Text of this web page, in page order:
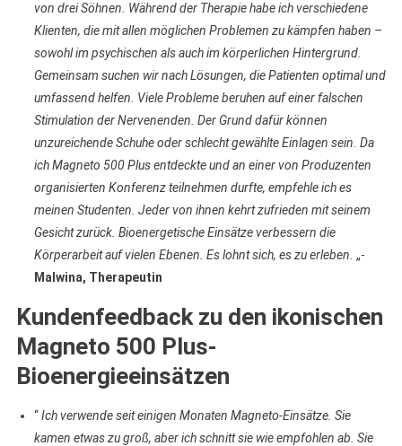
von drei Söhnen. Während der Therapie habe ich verschiedene
Klienten, die mit allen möglichen Problemen zu kämpfen haben –
sowohl im psychischen als auch im körperlichen Hintergrund.
Gemeinsam suchen wir nach Lösungen, die Patienten optimal und
umfassend helfen. Viele Probleme beruhen auf einer falschen
Stimulation der Nervenenden. Der Grund dafür können
unzureichende Schuhe oder schlecht gewählte Einlagen sein. Da
ich Magneto 500 Plus entdeckte und an einer von Produzenten
organisierten Konferenz teilnehmen durfte, empfehle ich es
meinen Studenten. Jeder von ihnen kehrt zufrieden mit seinem
Gesicht zurück. Bioenergetische Einsätze verbessern die
Körperarbeit auf vielen Ebenen. Es lohnt sich, es zu erleben. „-
Malwina, Therapeutin
Kundenfeedback zu den ikonischen
Magneto 500 Plus-
Bioenergieeinsätzen
“Ich verwende seit einigen Monaten Magneto-Einsätze. Sie
kamen etwas zu groß, aber ich schnitt sie wie empfohlen ab. Sie